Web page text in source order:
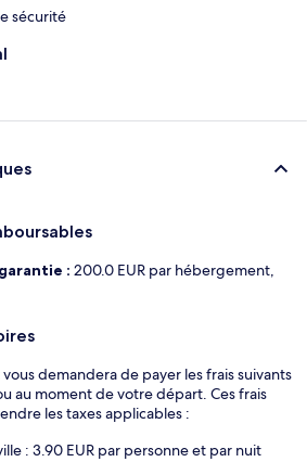
sécurité
: 200.0 EUR par hébergement,
demandera de payer les frais suivants
au moment de votre départ. Ces frais
les taxes applicables :
: 3.90 EUR par personne et par nuit